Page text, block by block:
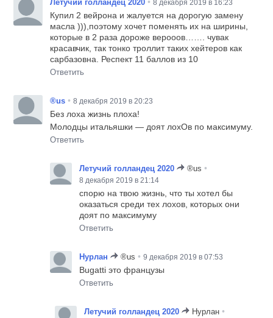
Летучий голландец 2020 8 декабря 2019 в 16:23
Купил 2 вейрона и жалуется на дорогую замену
масла ))),поэтому хочет поменять их на ширины,
которые в 2 раза дороже верооов……. чувак
красавчик, так тонко троллит таких хейтеров как
сарбазовна. Респект 11 баллов из 10
Ответить
®us • 8 декабря 2019 в 20:23
Без лоха жизнь плоха!
Молодцы итальяшки — доят лохОв по максимуму.
Ответить
Летучий голландец 2020 ®us •
8 декабря 2019 в 21:14
спорю на твою жизнь, что ты хотел бы
оказаться среди тех лохов, которых они
доят по максимуму
Ответить
Нурлан ®us • 9 декабря 2019 в 07:53
Bugatti это французы
Ответить
Летучий голландец 2020 Нурлан •